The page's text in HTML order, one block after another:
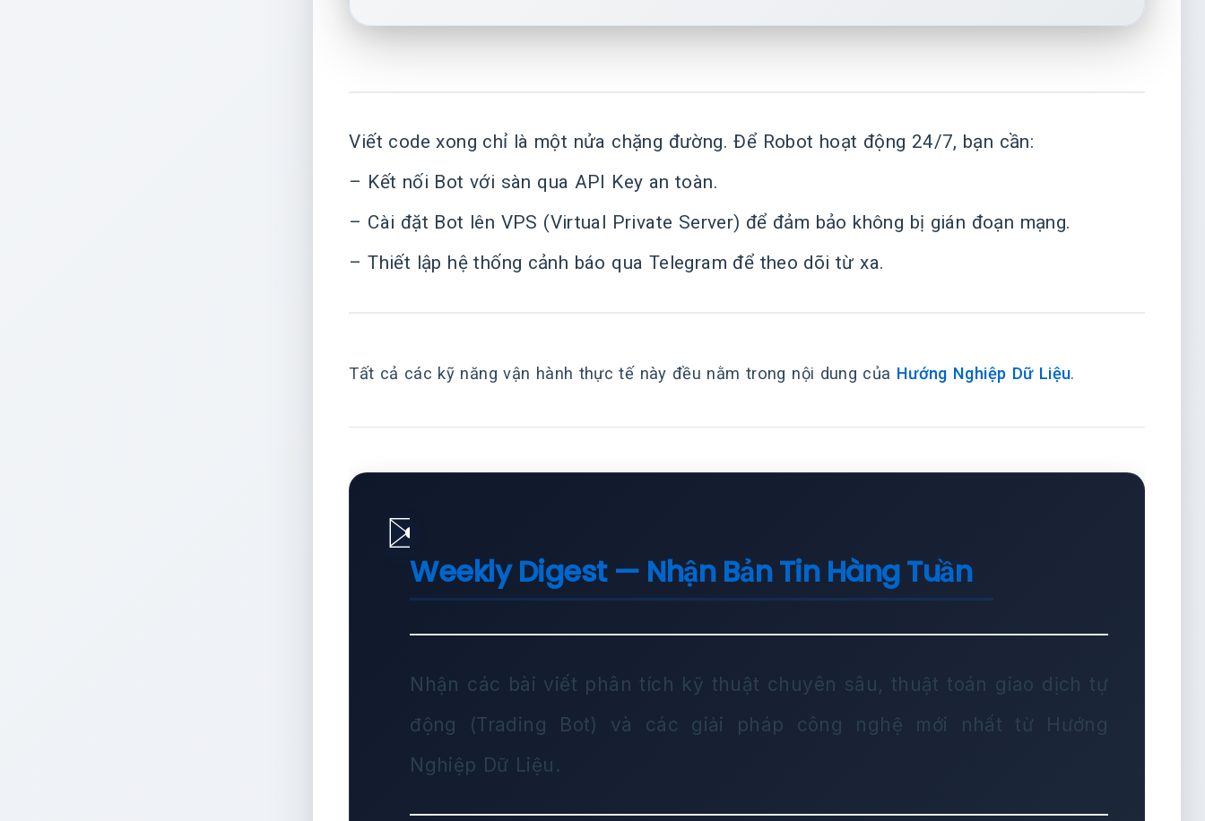
Viết code xong chỉ là một nửa chặng đường. Để Robot hoạt động 24/7, bạn cần:
– Kết nối Bot với sàn qua API Key an toàn.
– Cài đặt Bot lên VPS (Virtual Private Server) để đảm bảo không bị gián đoạn mạng.
– Thiết lập hệ thống cảnh báo qua Telegram để theo dõi từ xa.
Tất cả các kỹ năng vận hành thực tế này đều nằm trong nội dung của Hướng Nghiệp Dữ Liệu.
✉️
Weekly Digest — Nhận Bản Tin Hàng Tuần
Nhận các bài viết phân tích kỹ thuật chuyên sâu, thuật toán giao dịch tự
động (Trading Bot) và các giải pháp công nghệ mới nhất từ Hướng
Nghiệp Dữ Liệu.